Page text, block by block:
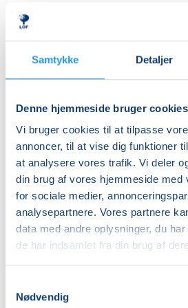
Samtykke Detaljer
Denne hjemmeside bruger cookies
Vi bruger cookies til at tilpasse
annoncer, til at vise dig funktioner
at analysere vores trafik. Vi deler
din brug af vores hjemmeside med
for sociale medier,
analysepartnere. Vores partnere
data med andre oplysninger, du
de har indsamlet fra din brug af
Nødvendig
ALDERSINDDELINGEN ER
Børn er forskellige og udvikler
virker utryg ved vand, er det en
motorisk langt fremme, frisk på
måske endda allerede
en god idé at tænke lidt opad i
Holdene er små, så der er god
individuelle hensyn undervejs.
BEMÆRK
Tilmeldingen gælder en voksen
kun den voksne, der skal
Ledig-KBH
Ledig-FRB
DKK 929,00
DKK 911,00
Studerende-FRB
DKK 929,00
Unge (18-25 år)-KBH
DKK 911,00
Info
903110